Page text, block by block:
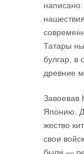
Татары
булгар, в
древние
Завоевав
Японию.
жество
свои